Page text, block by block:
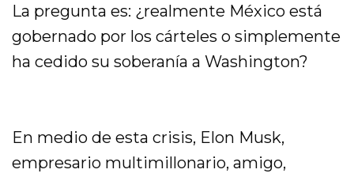
La pregunta es: ¿realmente México está
gobernado por los cárteles o simplemente
ha cedido su soberanía a Washington?
En medio de esta crisis, Elon Musk,
empresario multimillonario, amigo,